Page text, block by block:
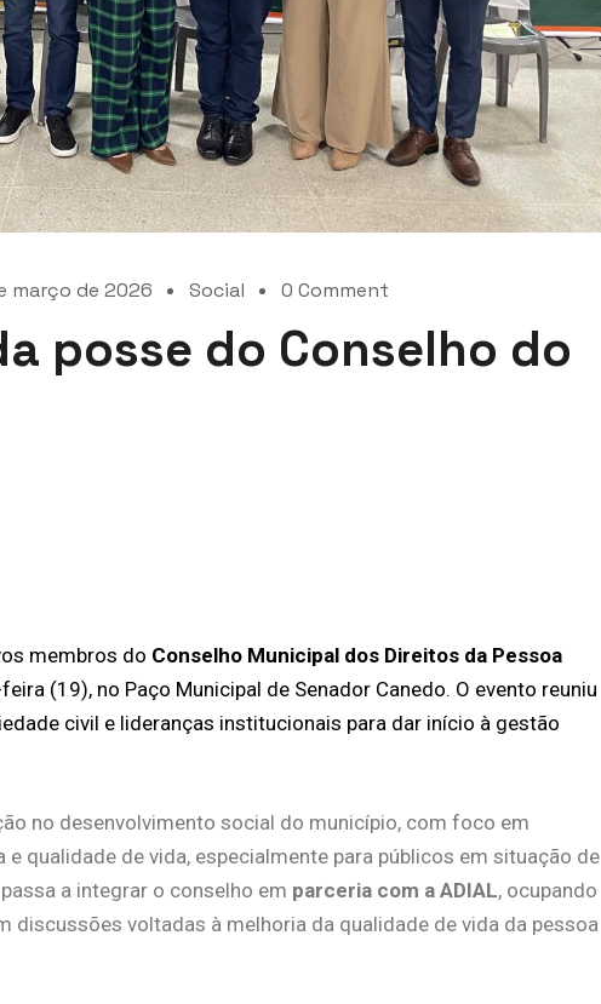
março de 2026 Social 0 Comment
posse do Conselho do
membros do Conselho Municipal dos Direitos da Pessoa
(19), no Paço Municipal de Senador Canedo. O evento reuniu
civil e lideranças institucionais para dar início à gestão
no desenvolvimento social do município, com foco em
qualidade de vida, especialmente para públicos em situação de
a integrar o conselho em parceria com a ADIAL, ocupando
discussões voltadas à melhoria da qualidade de vida da pessoa